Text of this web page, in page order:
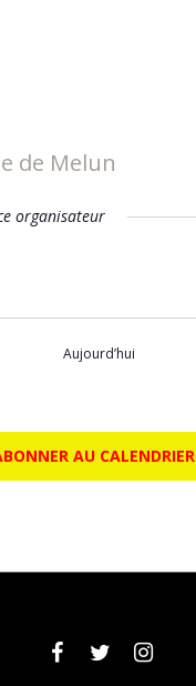
de Melun
organisateur
Aujourd’hui
AU CALENDRIER